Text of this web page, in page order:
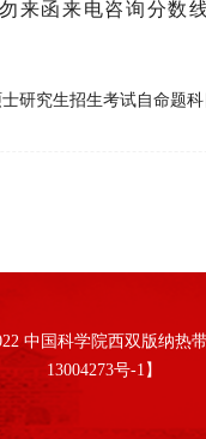
来函来电咨询分数
士研究生招生考试自命题
中国科学院西双版纳热
13004273号-1】